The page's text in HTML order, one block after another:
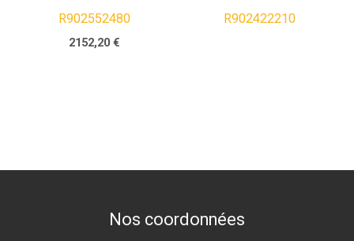
R902552480
2152,20€
R902422210
Nos coordonnées